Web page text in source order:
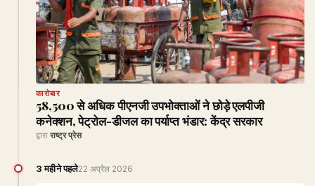
कारोबार
58,500 से अधिक पीएनजी उपभोक्ताओं ने छोड़े एलपीजी
कनेक्शन, पेट्रोल-डीजल का पर्याप्त भंडार: केंद्र सरकार
द्वारा राष्ट्र प्रेस
3 महीने पहले22 अप्रैल 2026